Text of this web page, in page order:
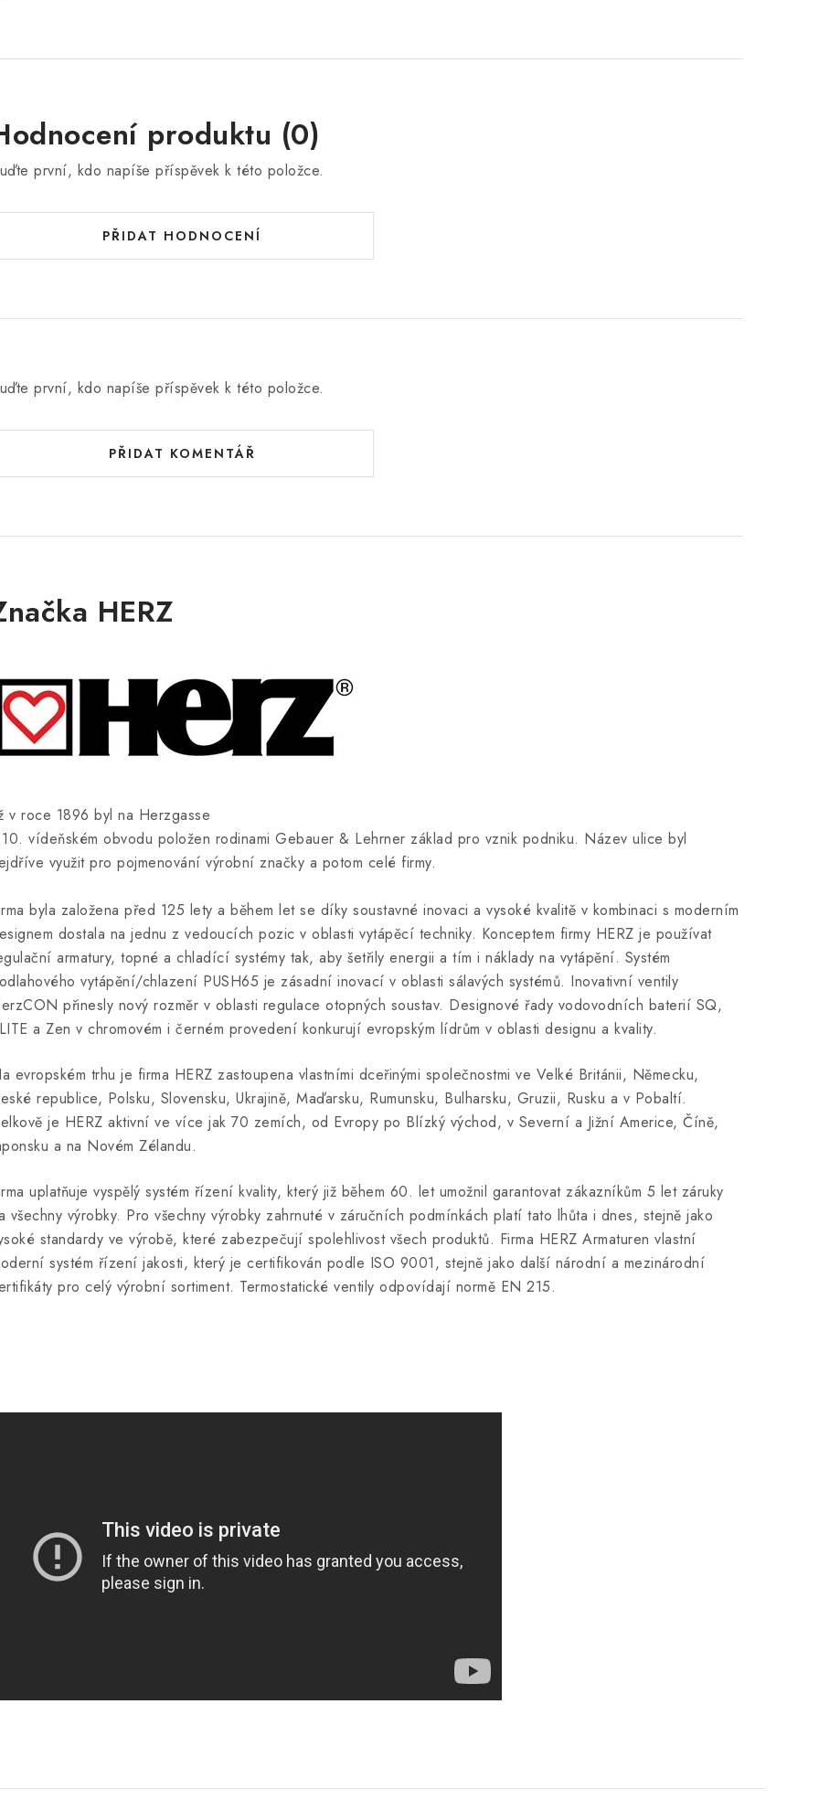
produktu (0)
první, kdo napíše příspěvek k této položce.
PŘIDAT HODNOCENÍ
první, kdo napíše příspěvek k této položce.
PŘIDAT KOMENTÁŘ
HERZ
v roce 1896 byl na Herzgasse
vídeňském obvodu položen rodinami Gebauer & Lehrner základ pro vznik podniku. Název ulice byl
využit pro pojmenování výrobní značky a potom celé firmy.
byla založena před 125 lety a během let se díky soustavné inovaci a vysoké kvalitě v kombinaci s moderním
dostala na jednu z vedoucích pozic v oblasti vytápěcí techniky. Konceptem firmy HERZ je používat
armatury, topné a chladící systémy tak, aby šetřily energii a tím i náklady na vytápění. Systém
vytápění/chlazení PUSH65 je zásadní inovací v oblasti sálavých systémů. Inovativní ventily
přinesly nový rozměr v oblasti regulace otopných soustav. Designové řady vodovodních baterií SQ,
a Zen v chromovém i černém provedení konkurují evropským lídrům v oblasti designu a kvality.
evropském trhu je firma HERZ zastoupena vlastními dceřinými společnostmi ve Velké Británii, Německu,
republice, Polsku, Slovensku, Ukrajině, Maďarsku, Rumunsku, Bulharsku, Gruzii, Rusku a v Pobaltí.
je HERZ aktivní ve více jak 70 zemích, od Evropy po Blízký východ, v Severní a Jižní Americe, Číně,
a na Novém Zélandu.
uplatňuje vyspělý systém řízení kvality, který již během 60. let umožnil garantovat zákazníkům 5 let záruky
všechny výrobky. Pro všechny výrobky zahrnuté v záručních podmínkách platí tato lhůta i dnes, stejně jako
standardy ve výrobě, které zabezpečují spolehlivost všech produktů. Firma HERZ Armaturen vlastní
systém řízení jakosti, který je certifikován podle ISO 9001, stejně jako další národní a mezinárodní
pro celý výrobní sortiment. Termostatické ventily odpovídají normě EN 215.